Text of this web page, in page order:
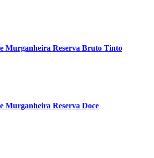
Murganheira Reserva Bruto Tinto
Murganheira Reserva Doce